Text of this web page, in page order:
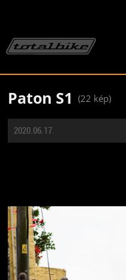
Paton S1 (22 kép)
2020.06.17.